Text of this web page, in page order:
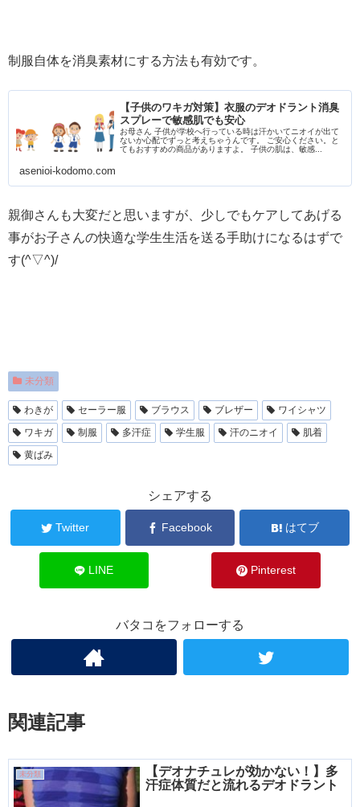
制服自体を消臭素材にする方法も有効です。
【子供のワキガ対策】衣服のデオドラント消臭
スプレーで敏感肌でも安心
お母さん 子供が学校へ行っている時は汗かいてニオイが出て
ないか心配でずっと考えちゃうんです。 ご安心ください。と
てもおすすめの商品がありますよ。 子供の肌は、敏感...
asenioi-kodomo.com
親御さんも大変だと思いますが、少しでもケアしてあげる
事がお子さんの快適な学生生活を送る手助けになるはずで
す(^▽^)/
未分類
わきが セーラー服 ブラウス ブレザー
ワイシャツ
ワキガ
制服 多汗症 学生服 汗のニオイ
肌着
黄ばみ
シェアする
Twitter Facebook はてブ
LINE Pinterest
バタコをフォローする
関連記事
未分類
【デオナチュレが効かない！】多
汗症体質だと流れるデオドラント